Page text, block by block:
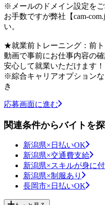
※メールのドメイン設定をご
お手数ですが弊社【cam-
い。
★就業前トレーニング：前
動画で事前にお仕事内容の
安心して就業いただけます！
※綜合キャリアオプション
き
応募画面に進む
関連条件からバイトを
新潟県×日払いOK
新潟県×交通費支給
新潟県×スキルが身に付
新潟県×制服あり
長岡市×日払いOK